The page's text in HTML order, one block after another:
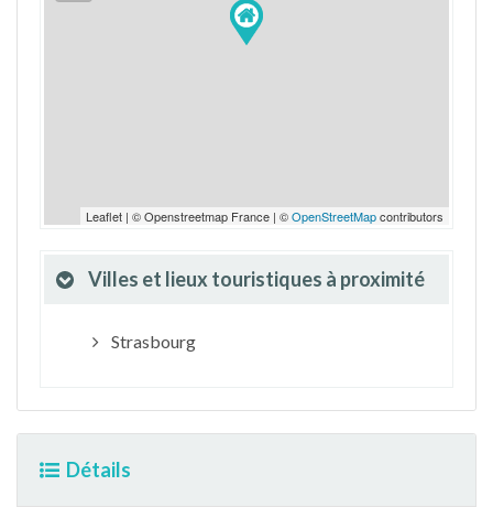
Leaflet | © Openstreetmap France | ©OpenStreetMapcontributors
Villes et lieux touristiques à proximité
Strasbourg
Détails